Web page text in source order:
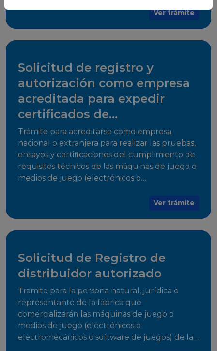
para su comercialización dentro del territorio
Ver trámite
Solicitud de registro y
autorización como empresa
acreditada para expedir
certificados de
cumplimiento
Trámite para acreditarse como empresa
nacional o extranjera para realizar las pruebas,
ensayos y certificaciones del cumplimiento de
requisitos técnicos de las máquinas de juego o
medios de juego (electrónicos o
medios de acceso al juego y juegos queVer trámite
Solicitud de Registro de
distribuidor autorizado
Tramite para la persona natural, jurídica o
representante de la fábrica que
comercializarán las máquinas de juego o
medios de juego (electrónicos o
electromecánicos o software de juegos) de las